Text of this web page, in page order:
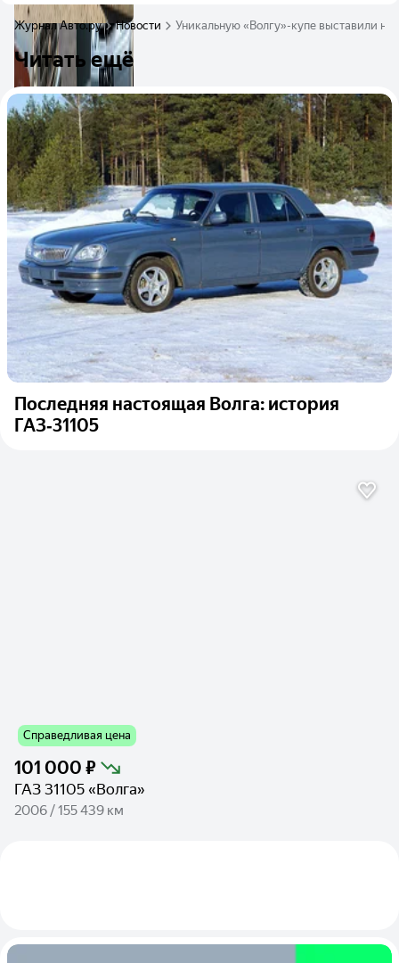
Журнал Авто.ру Новости Уникальную «Волгу»-купе выставили
Читать ещё
Последняя настоящая Волга: история
ГАЗ‑31105
Справедливая цена
101 000 ₽
ГАЗ 31105 «Волга»
2006 / 155 439 км